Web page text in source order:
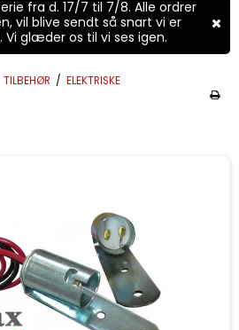
fra d. 17/7 til 7/8. Alle ordrer
vil blive sendt så snart vi er
Vi glæder os til vi ses igen.
TILBEHØR / ELEKTRISKE